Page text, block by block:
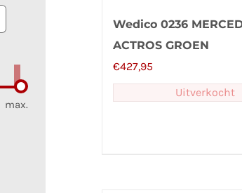
Wedico 0236
ACTROS GROEN
€427,95
Uitverkocht
max.